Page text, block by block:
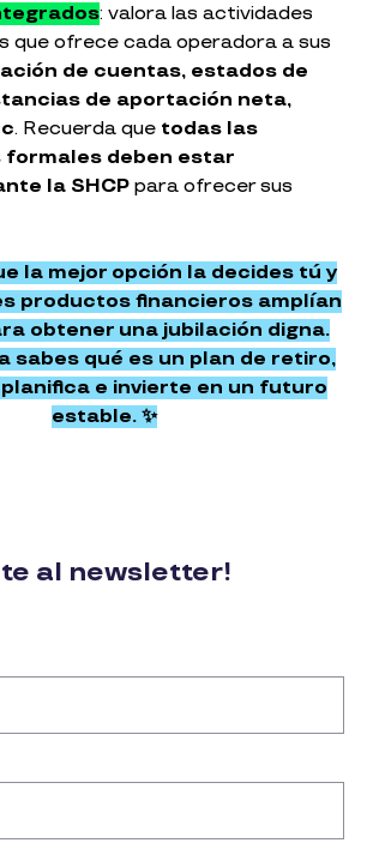
: valora las actividades
que ofrece cada operadora a sus
de cuentas, estados de
de aportación neta,
. Recuerda que todas las
deben estar
la SHCP para ofrecer sus
la mejor opción la decides tú y
productos financieros amplían
obtener una jubilación digna.
sabes qué es un plan de retiro,
e invierte en un futuro
estable. ✨
al newsletter!